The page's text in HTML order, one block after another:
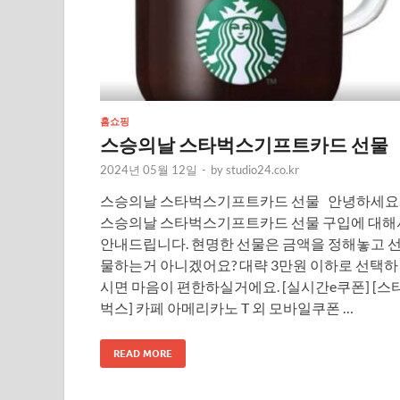
홈쇼핑
스승의날 스타벅스기프트카드 선물
2024년 05월 12일 - bystudio24.co.kr
스승의날 스타벅스기프트카드 선물 안녕하세요.
스승의날 스타벅스기프트카드 선물 구입에 대해
안내드립니다. 현명한 선물은 금액을 정해놓고 선
물하는거 아니겠어요? 대략 3만원 이하로 선택하
시면 마음이 편한하실거에요. [실시간e쿠폰] [스
벅스] 카페 아메리카노 T 외 모바일쿠폰 …
READ MORE